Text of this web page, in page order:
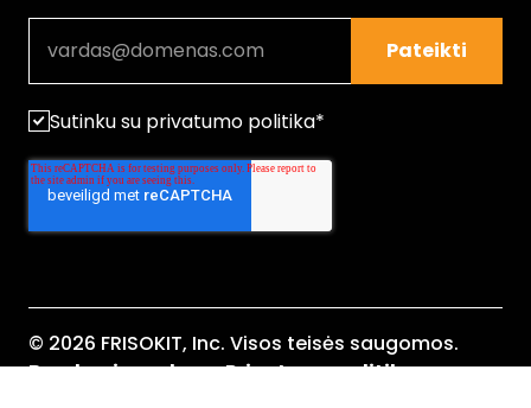
Sutinku su privatumo politika*
Pateikti
© 2026 FRISOKIT, Inc. Visos teisės saugomos.
Bendrosios sąlygosPrivatumo politika